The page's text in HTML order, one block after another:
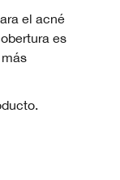
el acné
es